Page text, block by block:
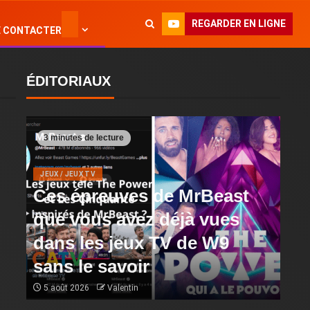
CONTACTER
REGARDER EN LIGNE
ÉDITORIAUX
3 minutes de lecture
JEUX / JEUX TV
Ces épreuves de MrBeast
que vous avez déjà vues
dans les jeux TV de W9
sans le savoir
5 août 2026 Valentin